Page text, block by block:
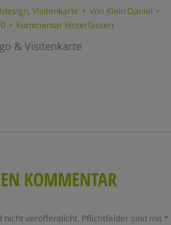
, Visitenkarte Von Klein Daniel
Kommentar hinterlassen
& Visitenkarte
KOMMENTAR
nicht veröffentlicht. Pflichtfelder sind mit *